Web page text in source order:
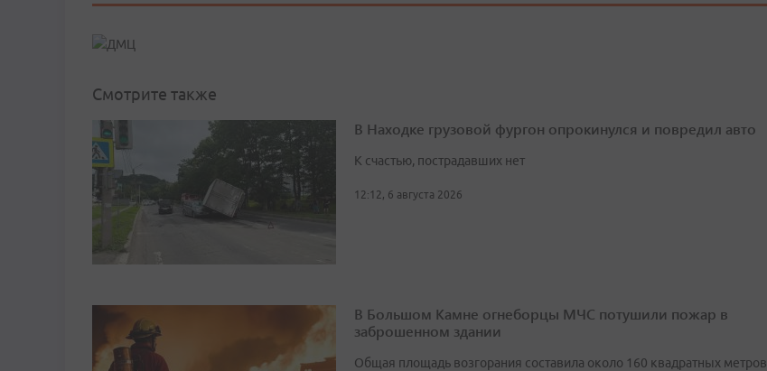
Смотрите также
В Находке грузовой фургон опрокинулся и повредил авто
К счастью, пострадавших нет
12:12, 6 августа 2026
В Большом Камне огнеборцы МЧС потушили пожар в
заброшенном здании
Общая площадь возгорания составила около 160 квадратных метров